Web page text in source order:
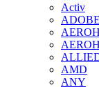
Activ
ADOBE
AMD
ANY